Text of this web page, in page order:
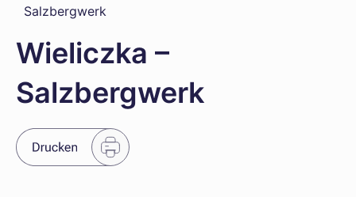
Salzbergwerk
Wieliczka –
Salzbergwerk